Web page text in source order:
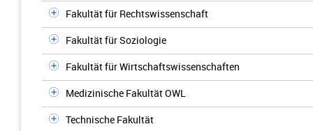
Fakultät für Rechtswissenschaft
Fakultät für Soziologie
Fakultät für Wirtschaftswissenschaften
Medizinische Fakultät OWL
Technische Fakultät